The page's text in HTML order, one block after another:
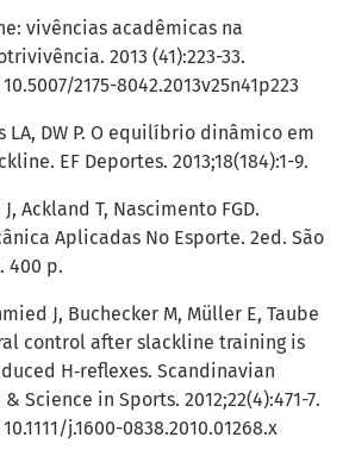
vivências acadêmicas na
2013 (41):223-33.
2175-8042.2013v25n41p223
LA, DW P. O equilíbrio dinâmico em
EF Deportes. 2013;18(184):1-9.
Ackland T, Nascimento FGD.
Aplicadas No Esporte. 2ed. São
400 p.
J, Buchecker M, Müller E, Taube
control after slackline training is
H‐reflexes. Scandinavian
Science in Sports. 2012;22(4):471-7.
j.1600-0838.2010.01268.x